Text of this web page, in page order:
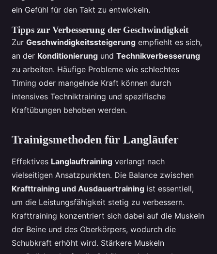
ein Gefühl für den Takt zu entwickeln.
Tipps zur Verbesserung der Geschwindigkeit
Zur Geschwindigkeitssteigerung empfiehlt es sich,
an der Konditionierung und Technikverbesserung
zu arbeiten. Häufige Probleme wie schlechtes
Timing oder mangelnde Kraft können durch
intensives Techniktraining und spezifische
Kraftübungen behoben werden.
Trainigsmethoden für Langläufer
Effektives Langlauftraining verlangt nach
vielseitigen Ansatzpunkten. Die Balance zwischen
Krafttraining und Ausdauertraining ist essentiell,
um die Leistungsfähigkeit stetig zu verbessern.
Krafttraining konzentriert sich dabei auf die Muskeln
der Beine und des Oberkörpers, wodurch die
Schubkraft erhöht wird. Stärkere Muskeln